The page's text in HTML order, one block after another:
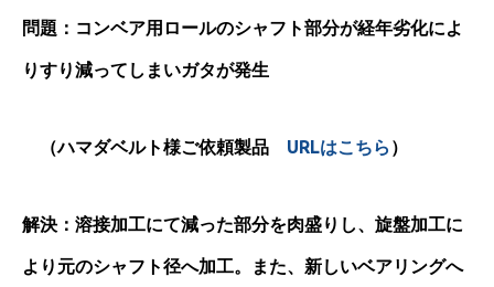
問題：コンベア用ロールのシャフト部分が経年劣化によ
りすり減ってしまいガタが発生
（ハマダベルト様ご依頼製品 URLはこちら ）
解決：溶接加工にて減った部分を肉盛りし、旋盤加工に
より元のシャフト径へ加工。また、新しいベアリングへ